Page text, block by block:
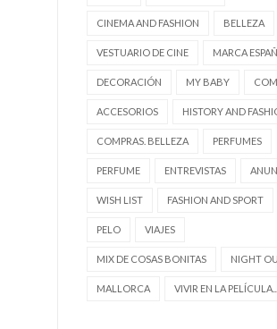
CINEMA AND FASHION BELLEZA
VESTUARIO DE CINE MARCA
DECORACIÓN MY BABY
ACCESORIOS HISTORY AND
COMPRAS. BELLEZA PERFUMES
PERFUME ENTREVISTAS
WISH LIST FASHION AND SPORT
PELO VIAJES
MIX DE COSAS BONITAS NIGHT
MALLORCA VIVIR EN LA PELÍCULA...